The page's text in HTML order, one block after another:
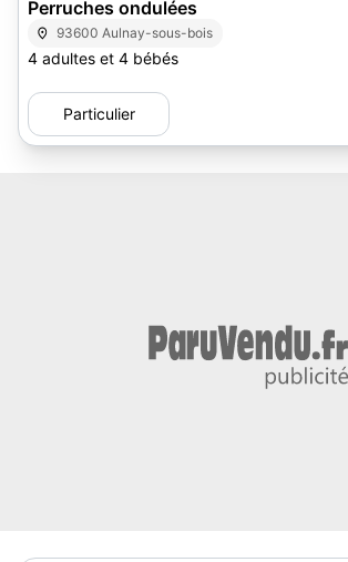
Perruches ondulées
93600 Aulnay-sous-bois
4 adultes et 4 bébés
Particulier